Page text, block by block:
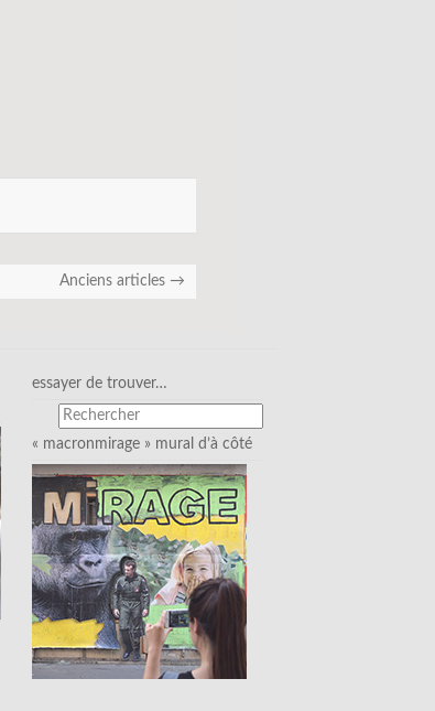
Anciens articles →
essayer de trouver…
« macronmirage » mural d’à côté